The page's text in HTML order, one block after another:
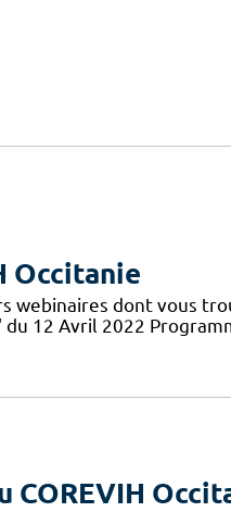
Occitanie
webinaires dont vous
du 12 Avril 2022